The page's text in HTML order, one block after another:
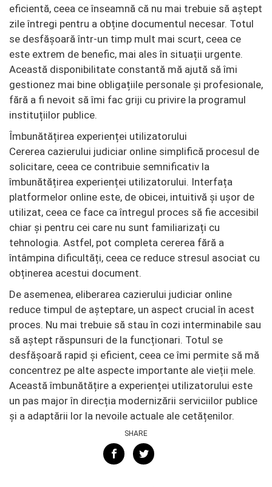
eficientă, ceea ce înseamnă că nu mai trebuie să aștept
zile întregi pentru a obține documentul necesar. Totul
se desfășoară într-un timp mult mai scurt, ceea ce
este extrem de benefic, mai ales în situații urgente.
Această disponibilitate constantă mă ajută să îmi
gestionez mai bine obligațiile personale și profesionale,
fără a fi nevoit să îmi fac griji cu privire la programul
instituțiilor publice.
Îmbunătățirea experienței utilizatorului
Cererea cazierului judiciar online simplifică procesul de
solicitare, ceea ce contribuie semnificativ la
îmbunătățirea experienței utilizatorului. Interfața
platformelor online este, de obicei, intuitivă și ușor de
utilizat, ceea ce face ca întregul proces să fie accesibil
chiar și pentru cei care nu sunt familiarizați cu
tehnologia. Astfel, pot completa cererea fără a
întâmpina dificultăți, ceea ce reduce stresul asociat cu
obținerea acestui document.
De asemenea, eliberarea cazierului judiciar online
reduce timpul de așteptare, un aspect crucial în acest
proces. Nu mai trebuie să stau în cozi interminabile sau
să aștept răspunsuri de la funcționari. Totul se
desfășoară rapid și eficient, ceea ce îmi permite să mă
concentrez pe alte aspecte importante ale vieții mele.
Această îmbunătățire a experienței utilizatorului este
un pas major în direcția modernizării serviciilor publice
și a adaptării lor la nevoile actuale ale cetățenilor.
SHARE